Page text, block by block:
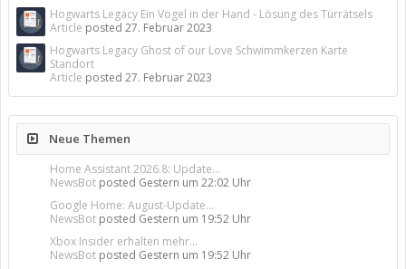
Hogwarts Legacy Ein Vogel in der Hand - Lösung des Türrätsels
Article posted 27. Februar 2023
Hogwarts Legacy Ghost of our Love Schwimmkerzen Karte
Standort
Article posted 27. Februar 2023
Neue Themen
Home Assistant 2026.8: Update...
NewsBot posted Gestern um 22:02 Uhr
Google Home: August-Update...
NewsBot posted Gestern um 19:52 Uhr
Xbox Insider erhalten mehr...
NewsBot posted Gestern um 19:52 Uhr